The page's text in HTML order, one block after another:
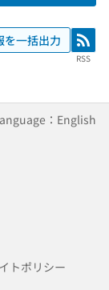
を一括出力 RSS
RSS
：English
トポリシー